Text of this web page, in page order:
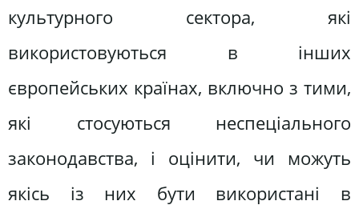
культурного сектора, які
використовуються в інших
європейських країнах, включно з тими,
які стосуються неспеціального
законодавства, і оцінити, чи можуть
якісь із них бути використані в